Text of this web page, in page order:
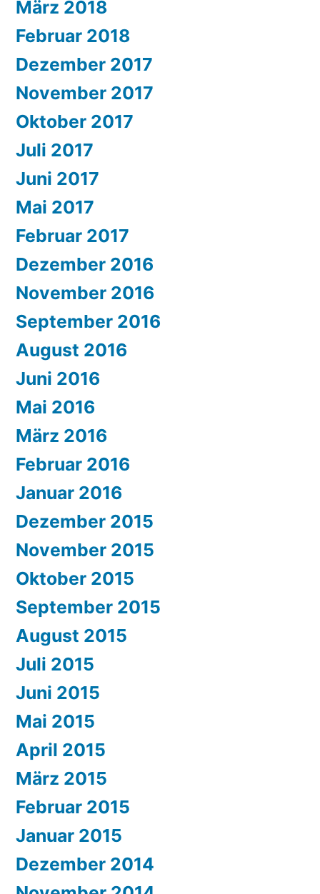
März 2018
Februar 2018
Dezember 2017
November 2017
Oktober 2017
Juli 2017
Juni 2017
Mai 2017
Februar 2017
Dezember 2016
November 2016
September 2016
August 2016
Juni 2016
Mai 2016
März 2016
Februar 2016
Januar 2016
Dezember 2015
November 2015
Oktober 2015
September 2015
August 2015
Juli 2015
Juni 2015
Mai 2015
April 2015
März 2015
Februar 2015
Januar 2015
Dezember 2014